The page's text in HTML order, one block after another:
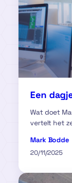
Een
Wat doet
vertelt het
Mark Bodde
20/11/2025